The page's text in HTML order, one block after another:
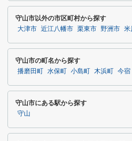
守山市以外の市区町村から探す
大津市 近江八幡市 栗東市 野洲市 米
守山市の町名から探す
播磨田町 水保町 小島町 木浜町 今宿
守山市にある駅から探す
守山